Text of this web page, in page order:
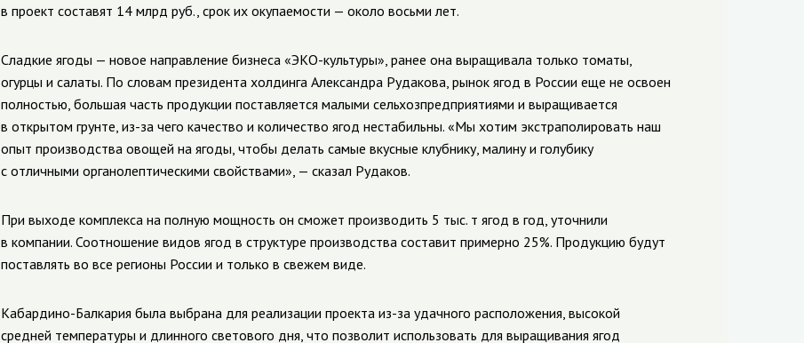
в проект составят 14 млрд руб., срок их окупаемости — около восьми лет.
Сладкие ягоды — новое направление бизнеса «ЭКО-культуры», ранее она выращивала только томаты,
огурцы и салаты. По словам президента холдинга Александра Рудакова, рынок ягод в России еще не освоен
полностью, большая часть продукции поставляется малыми сельхозпредприятиями и выращивается
в открытом грунте, из-за чего качество и количество ягод нестабильны. «Мы хотим экстраполировать наш
опыт производства овощей на ягоды, чтобы делать самые вкусные клубнику, малину и голубику
с отличными органолептическими свойствами», — сказал Рудаков.
При выходе комплекса на полную мощность он сможет производить 5 тыс. т ягод в год, уточнили
в компании. Соотношение видов ягод в структуре производства составит примерно 25%. Продукцию будут
поставлять во все регионы России и только в свежем виде.
Кабардино-Балкария была выбрана для реализации проекта из-за удачного расположения, высокой
средней температуры и длинного светового дня, что позволит использовать для выращивания ягод